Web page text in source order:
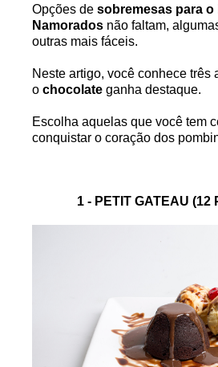
Opções de sobremesas para o
Namorados não faltam,
outras mais fáceis.
Neste artigo, você conhece três
o chocolate ganha destaque.
Escolha aquelas que você tem
conquistar o coração dos
1 - PETIT GATEAU (12